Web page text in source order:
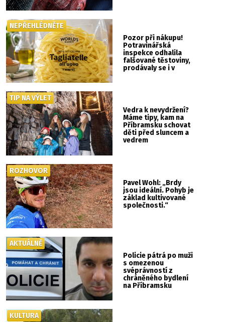
Pozor při nákupu!
Potravinářská
inspekce odhalila
falšované těstoviny,
prodávaly se i v
NEPŘEHLÉDNĚTE
Vedra k nevydržení?
Máme tipy, kam na
Příbramsku schovat
děti před sluncem a
vedrem
TIP NA VÝLET
Pavel Wohl: „Brdy
jsou ideální. Pohyb je
základ kultivované
společnosti.“
ROZHOVOR
Policie pátrá po muži
s omezenou
svéprávností z
chráněného bydlení
na Příbramsku
AKTUÁLNĚ
KULTURA